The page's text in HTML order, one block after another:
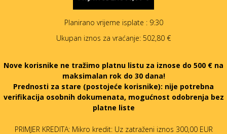
Planirano vrijeme isplate : 9:30
Ukupan iznos za vraćanje: 502,80 €
Nove korisnike ne tražimo platnu listu za iznose do 500 € na
maksimalan rok do 30 dana!
Prednosti za stare (postojeće korisnike): nije potrebna
verifikacija osobnih dokumenata, mogućnost odobrenja bez
platne liste
PRIMJER KREDITA: Mikro kredit: Uz zatraženi iznos 300,00 EUR